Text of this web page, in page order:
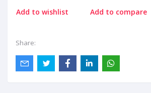
Add to wishlist Add to compare
Share: